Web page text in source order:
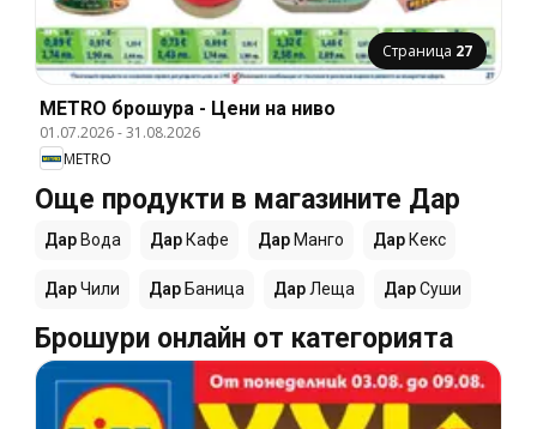
Страница 27
METRO брошура - Цени на ниво
01.07.2026-31.08.2026
METRO
Още продукти в магазините Дар
Дар Вода Дар Кафе Дар Манго Дар Кекс
ДарЧили Дар Баница ДарЛеща ДарСуши
Брошури онлайн от категорията